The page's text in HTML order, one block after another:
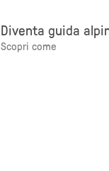
Diventa guida
Scopri come